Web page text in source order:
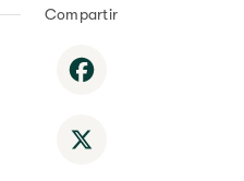
Compartir
Facebook